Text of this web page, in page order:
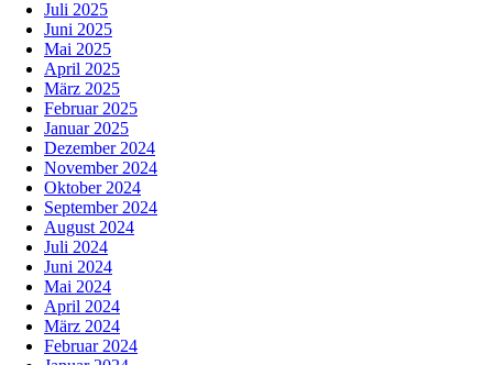
Juli 2025
Juni 2025
Mai 2025
April 2025
März 2025
Februar 2025
Januar 2025
Dezember 2024
November 2024
Oktober 2024
September 2024
August 2024
Juli 2024
Juni 2024
Mai 2024
April 2024
März 2024
Februar 2024